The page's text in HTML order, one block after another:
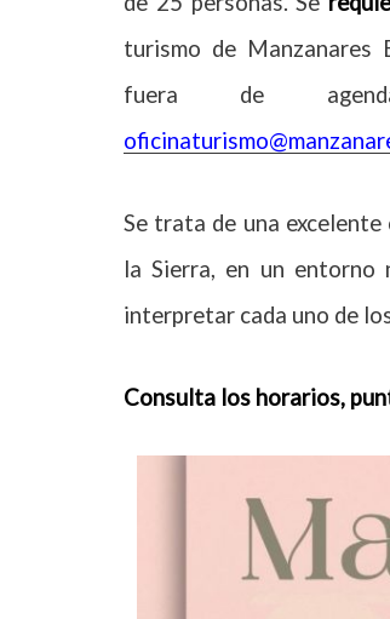
turismo de Manzanares
fuera de
Se trata de una
la Sierra, en un entorno
interpretar cada uno de
Consulta los horarios,